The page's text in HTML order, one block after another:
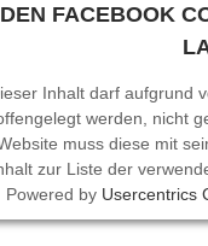
DEN FACEBOOK
Inhalt darf aufgrund
werden, nicht
muss diese mit
zur Liste der
Powered by Usercentrics